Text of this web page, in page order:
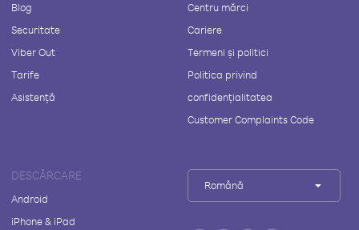
Blog
Securitate
Viber Out
Tarife
Asistență
Centru mărci
Cariere
Termeni și politici
Politica privind
confidențialitatea
Customer Complaints Code
DESCĂRCARE
Android
iPhone & iPad
Română